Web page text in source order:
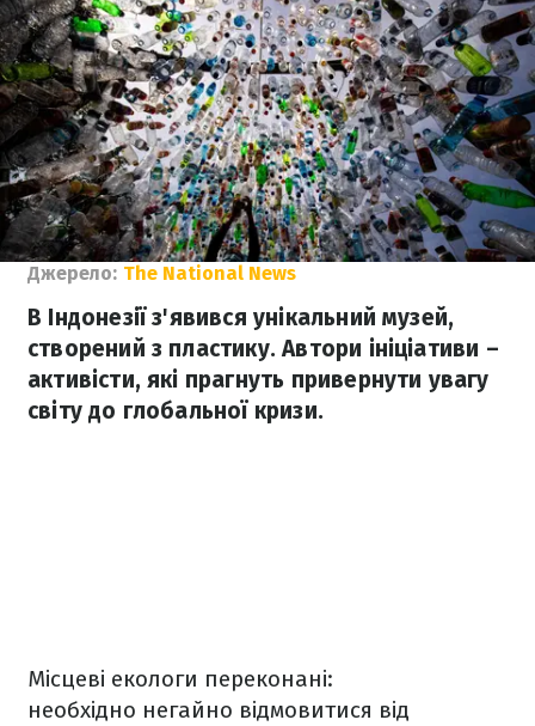
Джерело: The National News
В Індонезії з'явився унікальний музей,
створений з пластику. Автори ініціативи –
активісти, які прагнуть привернути увагу
світу до глобальної кризи.
Місцеві екологи переконані:
необхідно негайно відмовитися від